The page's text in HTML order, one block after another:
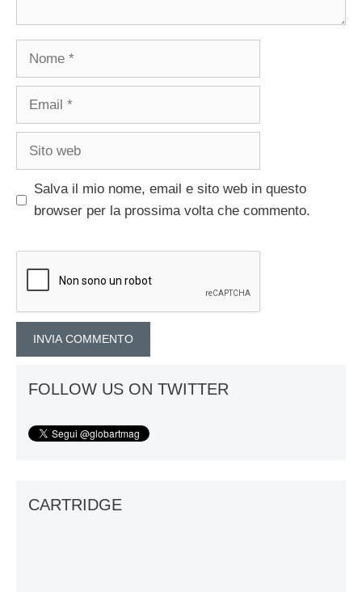
Nome
Email
Sito
Salva il mio nome, email e sito web in questo
browser per la prossima volta che commento.
FOLLOW US ON TWITTER
CARTRIDGE